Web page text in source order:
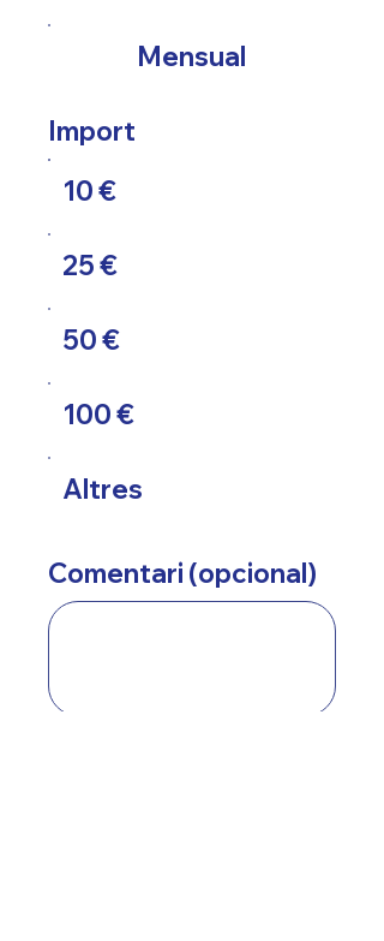
Mensual
Import
10 €
25 €
50 €
100 €
Altres
Comentari (opcional)